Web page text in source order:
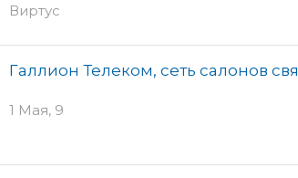
Виртус
Галлион Телеком, сеть салонов
1 Мая, 9